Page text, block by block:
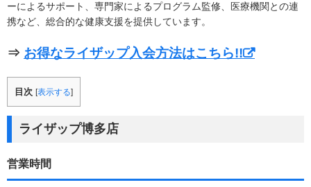
ーによるサポート、専門家によるプログラム監修、医療機関との連
携など、総合的な健康支援を提供しています。​
⇒ お得なライザップ入会方法はこちら!!
目次 [表示する]
ライザップ博多店
営業時間